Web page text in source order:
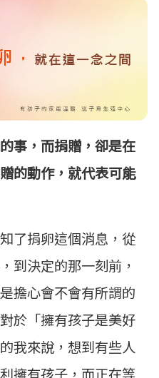
事，而捐贈，卻是在
的動作，就代表可能
了捐卵這個消息，從
到決定的那一刻前，
擔心會不會有所謂的
於「擁有孩子是美好
我來說，想到有些人
擁有孩子，而正在等